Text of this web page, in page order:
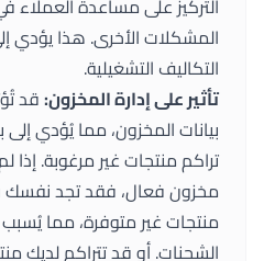
المشكلات الأخرى. هذا يؤدي
التكاليف التشغيلية.
تأثير على إدارة المخزون:قد
بيانات المخزون، مما يُؤدي
تراكم منتجات غير مرغوبة. إذا
مخزون فعال، فقد تجد
منتجات غير متوفرة، مما يُسبب
الشحنات. أو قد تتراكم لديك